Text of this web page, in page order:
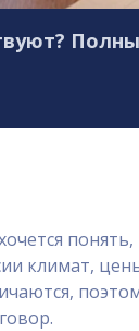
климат,